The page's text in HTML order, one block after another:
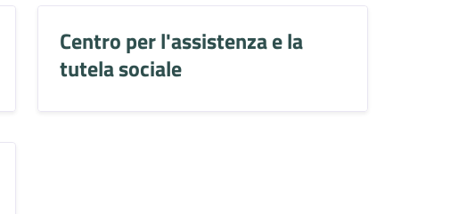
Centro per l'assistenza e la
tutela sociale